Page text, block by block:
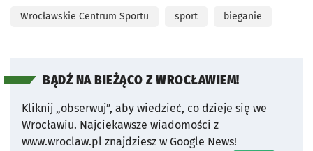
Wrocławskie Centrum Sportu sport bieganie
BĄDŹ NA BIEŻĄCO Z WROCŁAWIEM!
Kliknij „obserwuj”, aby wiedzieć, co dzieje się we
Wrocławiu. Najciekawsze wiadomości z
www.wroclaw.pl znajdziesz w Google News!